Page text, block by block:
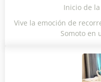
Inicio de
Vive la emoción de
Somoto en